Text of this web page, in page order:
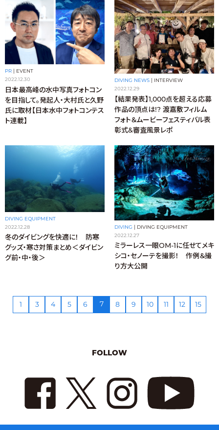
PR | EVENT
2022.12.30
日本最高峰の水中写真フォトコン
を目指して。発起人・大村氏と久野
氏に取材【日本水中フォトコンテス
ト連載】
DIVING NEWS
INTERVIEW
2022.12.29
【結果発表】1,000点を超える応募
作品の頂点は!? 渡嘉敷フィルム
フォト＆ムービーフェスティバル表
彰式&審査風景レポ
DIVING EQUIPMENT
2022.12.28
冬のダイビングを快適に！ 防寒
グッズ・寒さ対策まとめ＜ダイビン
グ前・中・後＞
DIVING | DIVING EQUIPMENT
2022.12.27
ミラーレス一眼OM-1に任せてメキ
シコ・セノーテを撮影！ 作例＆撮
り方大公開
1 3 4 5 6 7 8 9 10 11 12 15
FOLLOW